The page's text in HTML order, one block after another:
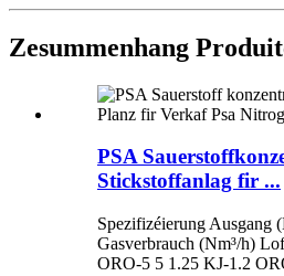
Zesummenhang
PSA
Stickstoffanlag fir ...
Spezifizéierung Ausgang
Gasverbrauch (Nm³/h)
ORO-5 5 1.25 KJ-1.2